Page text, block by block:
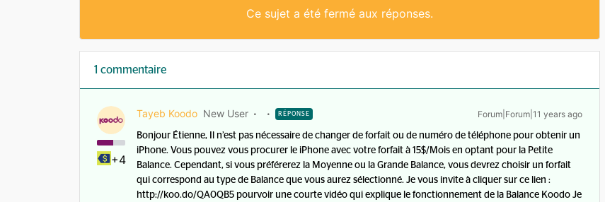
Ce sujet a été fermé aux réponses.
1 commentaire
+4
Tayeb Koodo New User RÉPONSE Forum|Forum|11 years ago
Bonjour Étienne, Il n’est pas nécessaire de changer de forfait ou de numéro de téléphone pour obtenir un
iPhone. Vous pouvez vous procurer le iPhone avec votre forfait à 15$/Mois en optant pour la Petite
Balance. Cependant, si vous préférerez la Moyenne ou la Grande Balance, vous devrez choisir un forfait
qui correspond au type de Balance que vous aurez sélectionné. Je vous invite à cliquer sur ce lien :
http://koo.do/QA0QB5 pourvoir une courte vidéo qui explique le fonctionnement de la Balance Koodo Je